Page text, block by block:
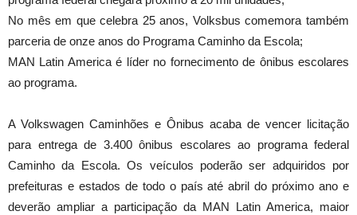
No mês em que celebra 25 anos, Volksbus comemora também
parceria de onze anos do Programa Caminho da Escola;
MAN Latin America é líder no fornecimento de ônibus escolares
ao programa.
A Volkswagen Caminhões e Ônibus acaba de vencer licitação
para entrega de 3.400 ônibus escolares ao programa federal
Caminho da Escola. Os veículos poderão ser adquiridos por
prefeituras e estados de todo o país até abril do próximo ano e
deverão ampliar a participação da MAN Latin America, maior